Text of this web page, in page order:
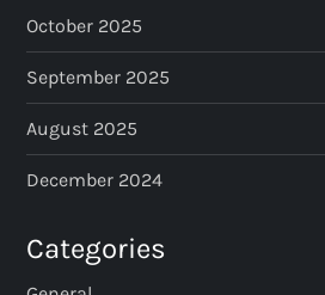
October 2025
September 2025
August 2025
December 2024
Categories